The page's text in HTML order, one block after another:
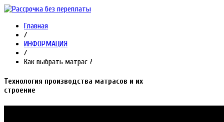
Главная
/
ИНФОРМАЦИЯ
/
Как выбрать матрас ?
Технология производства матрасов и их
строение